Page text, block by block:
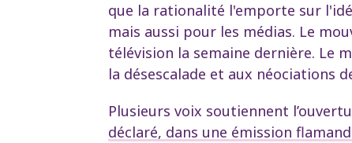
que la rationalité l'emporte sur
mais aussi pour les médias. Le
télévision la semaine dernière. Le
la désescalade et aux néociations
Plusieurs voix soutiennent
déclaré, dans une émission